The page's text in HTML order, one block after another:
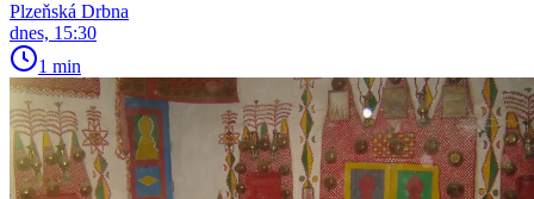
Plzeňská Drbna
dnes, 15:30
1 min